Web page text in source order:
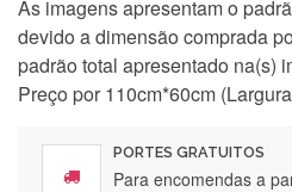
As imagens apresentam o
devido a dimensão comprada
padrão total apresentado na(s)
Preço por 110cm*60cm
PORTES GRATUITOS
Para encomendas a